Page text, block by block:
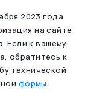
2023 года
на сайте
Если к вашему
обратитесь к
технической
формы.